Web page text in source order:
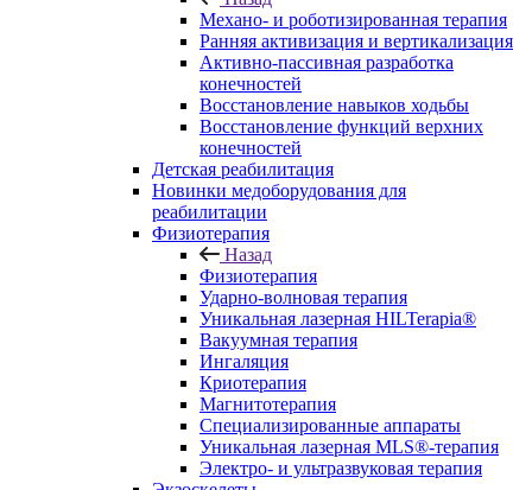
Механо- и роботизированная терапия
Ранняя активизация и вертикализация
Активно-пассивная разработка
конечностей
Восстановление навыков ходьбы
Восстановление функций верхних
конечностей
Детская реабилитация
Новинки медоборудования для
реабилитации
Физиотерапия
Назад
Физиотерапия
Ударно-волновая терапия
Уникальная лазерная HILTerapia®
Вакуумная терапия
Ингаляция
Криотерапия
Магнитотерапия
Специализированные аппараты
Уникальная лазерная MLS®-терапия
Электро- и ультразвуковая терапия